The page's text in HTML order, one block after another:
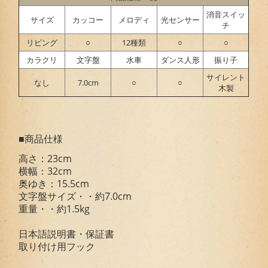
サイズ カッコー メロディ 光センサー
消音スイッ
チ
リビング
○ 12種類 ○
○
カラクリ
文字盤 水車 ダンス人形 振り子
なし 7.0cm ○ ○
サイレント
木製
■商品仕様
高さ：23cm
横幅：32cm
奥ゆき：15.5cm
文字盤サイズ・・約7.0cm
重量・・約1.5kg
日本語説明書・保証書
取り付け用フック